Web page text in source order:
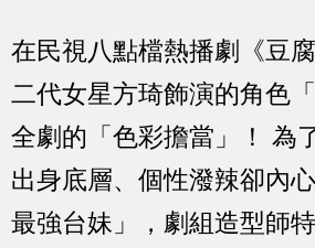
在民視八點檔熱播劇《豆
二代女星方琦飾演的角色
全劇的「色彩擔當」！ 為
出身底層、個性潑辣卻內
最強台妹」，劇組造型師